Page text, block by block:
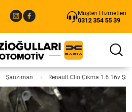
Müşteri Hizmetleri
0312 354 55 39
Şanzıman Renault Clio Çıkma 1.6 16v